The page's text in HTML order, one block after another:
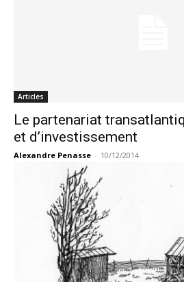
Articles
Le partenariat
et d’investissement
Alexandre Penasse - 10/12/2014